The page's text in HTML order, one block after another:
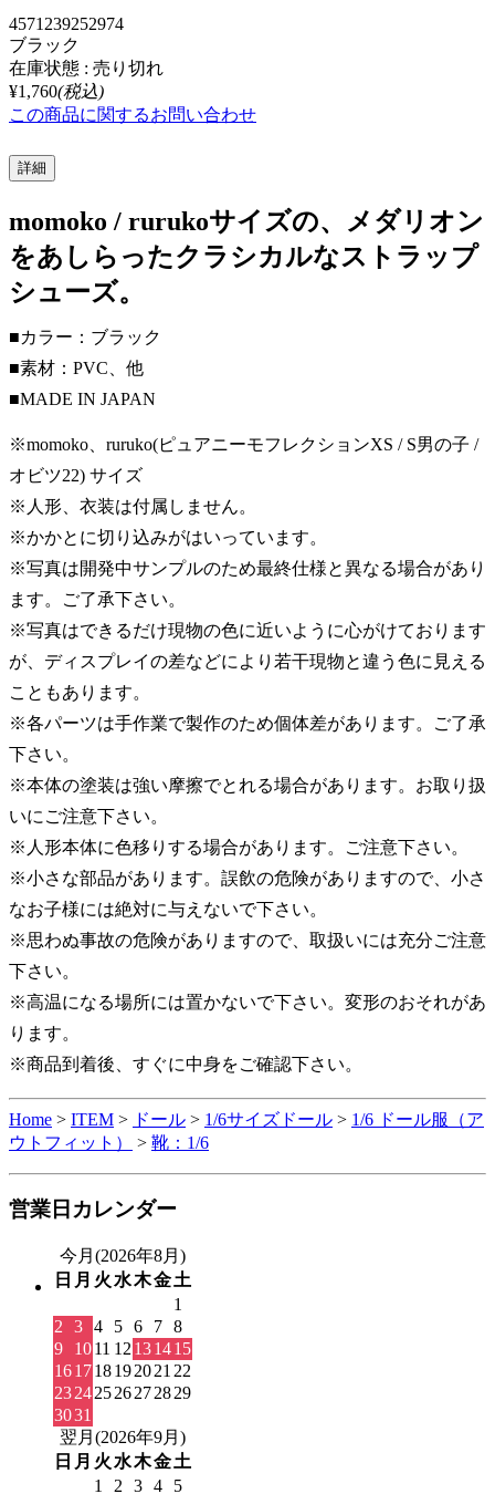
4571239252974
ブラック
在庫状態 : 売り切れ
¥1,760(税込)
この商品に関するお問い合わせ
詳細
momoko / rurukoサイズの、メダリオン
をあしらったクラシカルなストラップ
シューズ。
■カラー：ブラック
■素材：PVC、他
■MADE IN JAPAN
※momoko、ruruko(ピュアニーモフレクションXS / S男の子 /
オビツ22) サイズ
※人形、衣装は付属しません。
※かかとに切り込みがはいっています。
※写真は開発中サンプルのため最終仕様と異なる場合があり
ます。ご了承下さい。
※写真はできるだけ現物の色に近いように心がけております
が、ディスプレイの差などにより若干現物と違う色に見える
こともあります。
※各パーツは手作業で製作のため個体差があります。ご了承
下さい。
※本体の塗装は強い摩擦でとれる場合があります。お取り扱
いにご注意下さい。
※人形本体に色移りする場合があります。ご注意下さい。
※小さな部品があります。誤飲の危険がありますので、小さ
なお子様には絶対に与えないで下さい。
※思わぬ事故の危険がありますので、取扱いには充分ご注意
下さい。
※高温になる場所には置かないで下さい。変形のおそれがあ
ります。
※商品到着後、すぐに中身をご確認下さい。
Home > ITEM > ドール > 1/6サイズドール > 1/6 ドール服（ア
ウトフィット）
> 靴：1/6
営業日カレンダー
今月(2026年8月)
日 月 火 水木金土
1
2
3 4 5 6 7 8
9
1011 12 131415
161718192021 22
23242526272829
3031
翌月(2026年9月)
日 月 火 水木金土
1
2 3 4 5